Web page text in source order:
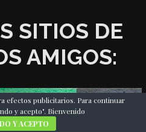
SITIOS DE
AMIGOS:
efectos publicitarios. Para continuar
y acepto". Bienvenido
Y ACEPTO